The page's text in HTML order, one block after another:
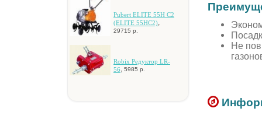
Pubert ELITE 55H C2
(ELITE 55HC2)
29715 р.
Robix Peдуктop LR-
56, 5985 р.
Не